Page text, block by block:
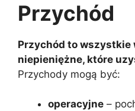
Przychód
Przychód to wszystkie
niepieniężne, które
Przychody mogą być:
operacyjne –